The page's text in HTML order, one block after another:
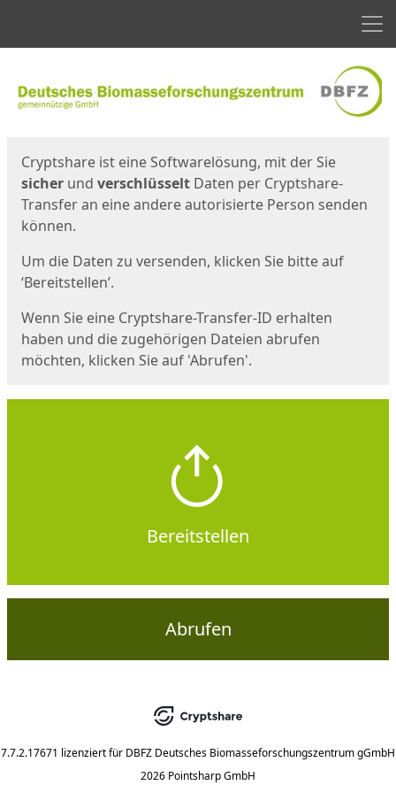
Cryptshare ist eine Softwarelösung, mit der Sie
sicher und verschlüsselt Daten per Cryptshare-
Transfer an eine andere autorisierte Person senden
können.
Um die Daten zu versenden, klicken Sie bitte auf
‘Bereitstellen’.
Wenn Sie eine Cryptshare-Transfer-ID erhalten
haben und die zugehörigen Dateien abrufen
möchten, klicken Sie auf 'Abrufen'.
Bereitstellen
Abrufen
7.7.2.17671 lizenziert für DBFZ Deutsches Biomasseforschungszentrum gGmbH
2026 Pointsharp GmbH